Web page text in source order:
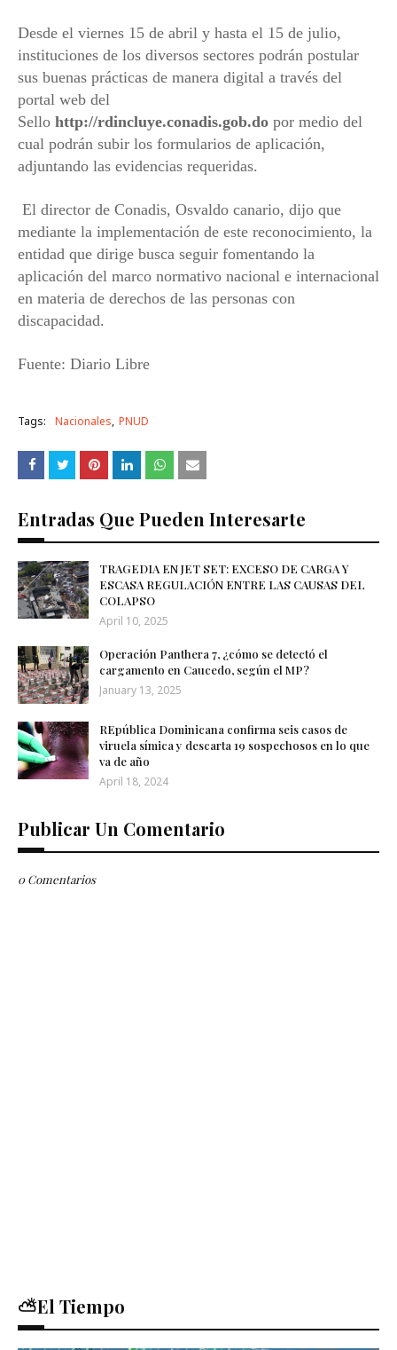
Desde el viernes 15 de abril y hasta el 15 de julio,
instituciones de los diversos sectores podrán postular
sus buenas prácticas de manera digital a través del
portal web del
Sello http://rdincluye.conadis.gob.do por medio del
cual podrán subir los formularios de aplicación,
adjuntando las evidencias requeridas.
El director de Conadis, Osvaldo canario, dijo que
mediante la implementación de este reconocimiento, la
entidad que dirige busca seguir fomentando la
aplicación del marco normativo nacional e internacional
en materia de derechos de las personas con
discapacidad.
Fuente: Diario Libre
Tags: Nacionales PNUD
Entradas Que Pueden Interesarte
TRAGEDIA EN JET SET: EXCESO DE CARGA Y
ESCASA REGULACIÓN ENTRE LAS CAUSAS DEL
COLAPSO
April 10, 2025
Operación Panthera 7, ¿cómo se detectó el
cargamento en Caucedo, según el MP?
January 13, 2025
REpública Dominicana confirma seis casos de
viruela símica y descarta 19 sospechosos en lo que
va de año
April 18, 2024
Publicar Un Comentario
0 Comentarios
⛅El Tiempo